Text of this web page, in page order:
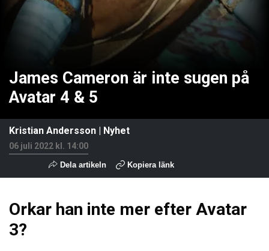
James Cameron är inte sugen på
Avatar 4 & 5
Kristian Andersson | Nyhet
06 juli 2022 kl. 14:00
Dela artikeln Kopiera länk
Orkar han inte mer efter Avatar
3?